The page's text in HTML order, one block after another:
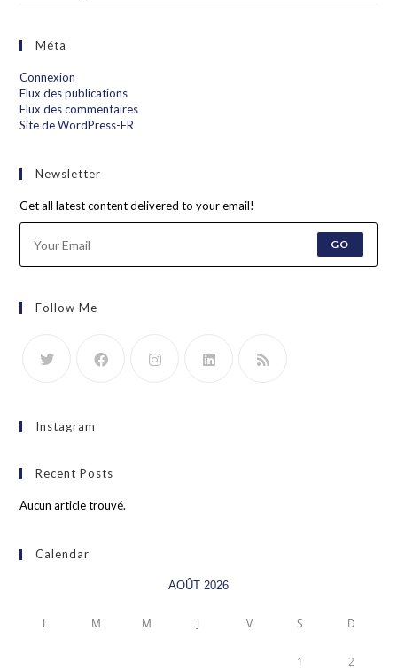
Méta
Connexion
Flux des publications
Flux des commentaires
Site de WordPress-FR
Newsletter
Get all latest content delivered to your email!
GO
Follow Me
Instagram
Recent Posts
Aucun article trouvé.
Calendar
AOÛT 2026
L M M J V S D
1 2